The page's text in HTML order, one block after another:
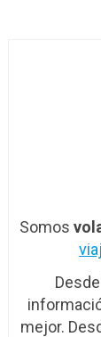
Somos
mejor.